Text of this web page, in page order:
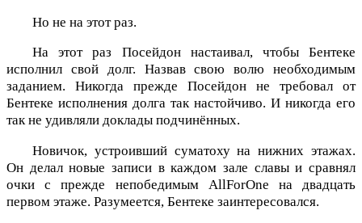
Но не на этот раз.
На этот раз Посейдон настаивал, чтобы Бентеке
исполнил свой долг. Назвав свою волю необходимым
заданием. Никогда прежде Посейдон не требовал от
Бентеке исполнения долга так настойчиво. И никогда его
так не удивляли доклады подчинённых.
Новичок, устроивший суматоху на нижних этажах.
Он делал новые записи в каждом зале славы и сравнял
очки с прежде непобедимым AllForOne на двадцать
первом этаже. Разумеется, Бентеке заинтересовался.